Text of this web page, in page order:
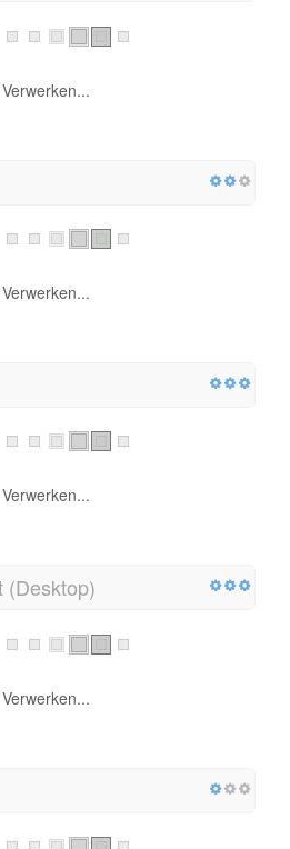
Verwerken...
Verwerken...
Verwerken...
(Desktop)
Verwerken...